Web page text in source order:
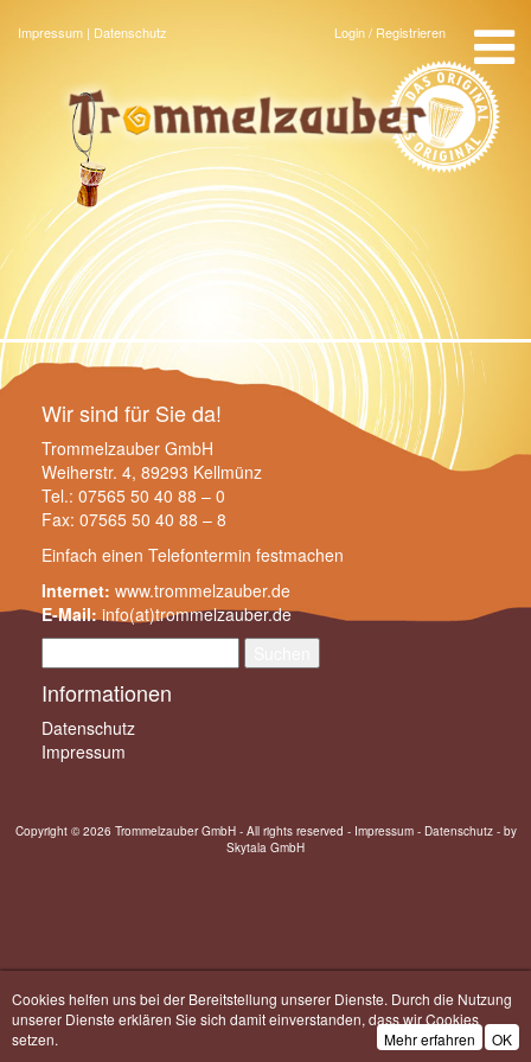
Cookies helfen uns bei der Bereitstellung unserer Dienste. Durch die Nutzung
unserer Dienste erklären Sie sich damit einverstanden, dass wir Cookies
setzen.
Mehr erfahren OK
Angebote
Über uns
Gästebuch
Kontakt
Impressum | Datenschutz Login / Registrieren
Wir sind für Sie da!
Trommelzauber GmbH
Weiherstr. 4, 89293 Kellmünz
Tel.: 07565 50 40 88 – 0
Fax: 07565 50 40 88 – 8
Einfach einen Telefontermin festmachen
Internet: www.trommelzauber.de
E-Mail: info(at)trommelzauber.de
nach:
Informationen
Datenschutz
Impressum
Copyright © 2026 Trommelzauber GmbH - All rights reserved - Impressum- Datenschutz- by
Skytala GmbH